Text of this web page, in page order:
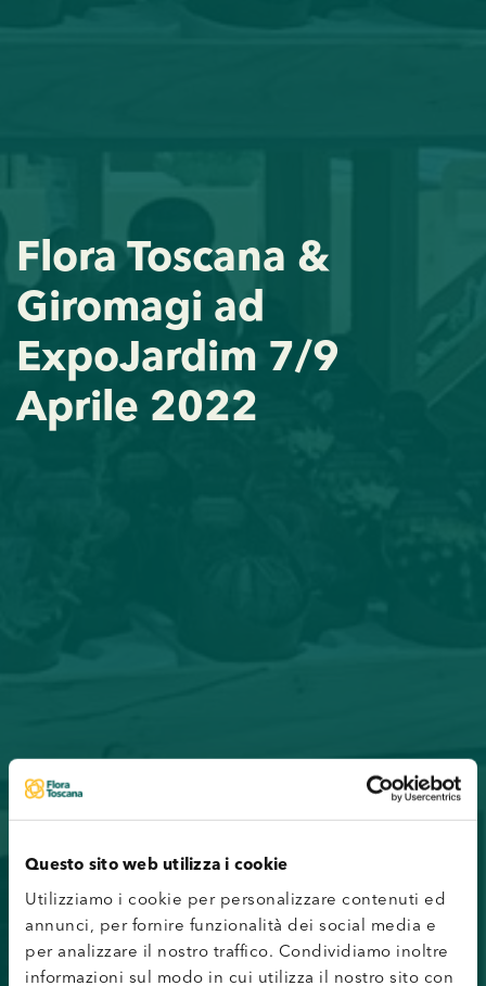
Questo sito web utilizza i cookie
Utilizziamo i cookie per personalizzare contenuti ed
annunci, per fornire funzionalità dei social media e
per analizzare il nostro traffico. Condividiamo inoltre
informazioni sul modo in cui utilizza il nostro sito con
Flora Toscana &
Giromagi ad
ExpoJardim 7/9
Aprile 2022